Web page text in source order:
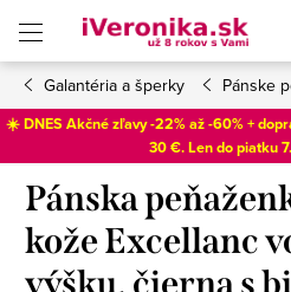
obsah
Galantéria a šperky Pánske
☀️ DNES Akčné zľavy -22% až -60% +
30 €. Len dopiatku
Pánska
kože Excellanc